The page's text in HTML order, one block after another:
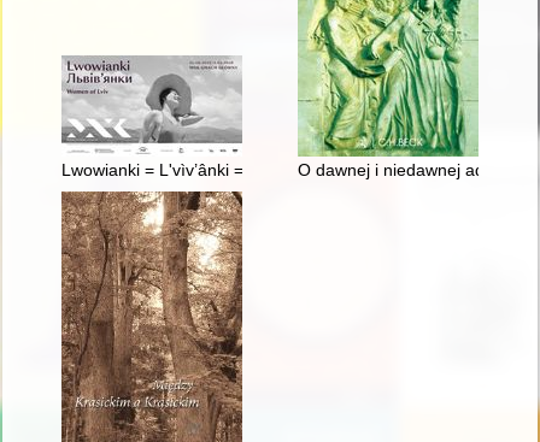
Lwowianki = L'vìv’ânki = Women of LvivO dawnej i niedawnej